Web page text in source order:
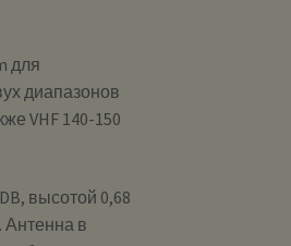
для
диапазонов
VHF 140-150
высотой 0,68
в